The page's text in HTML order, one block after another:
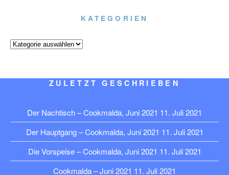
KATEGORIEN
Kategorien
ZULETZT GESCHRIEBEN
Der Nachtisch – Cookmalda, Juni 2021 11. Juli 2021
Der Hauptgang – Cookmalda, Juni 2021 11. Juli 2021
Die Vorspeise – Cookmalda, Juni 2021 11. Juli 2021
Cookmalda – Juni 2021 11. Juli 2021